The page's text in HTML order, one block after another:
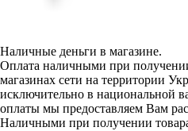
Наличные деньги в магазине.
Оплата наличными при
магазинах сети на территории
исключительно в национальной
оплаты мы предоставляем Вам
Наличными при получении